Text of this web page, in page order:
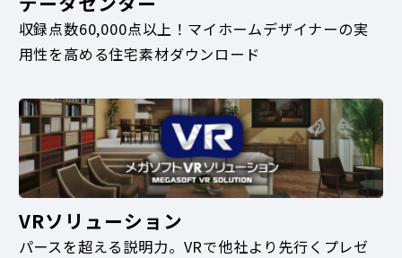
収録点数60,000点以上！マイホームデザイナーの実
用性を高める住宅素材ダウンロード
VRソリューション
パースを超える説明力。VRで他社より先行くプレゼ